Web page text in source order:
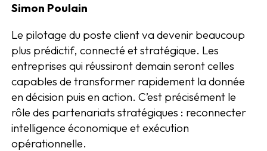
Simon Poulain
Le pilotage du poste client va devenir beaucoup
plus prédictif, connecté et stratégique. Les
entreprises qui réussiront demain seront celles
capables de transformer rapidement la donnée
en décision puis en action. C’est précisément le
rôle des partenariats stratégiques : reconnecter
intelligence économique et exécution
opérationnelle.